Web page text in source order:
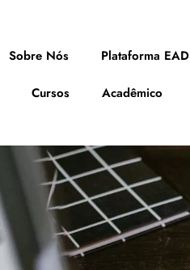
Sobre Nós Plataforma EAD
Cursos Acadêmico